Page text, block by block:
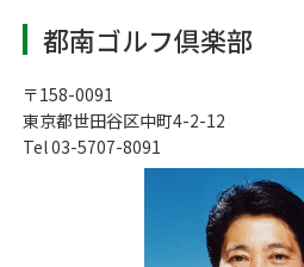
都南ゴルフ倶楽部
〒158-0091
東京都世田谷区中町4-2-12
Tel 03-5707-8091